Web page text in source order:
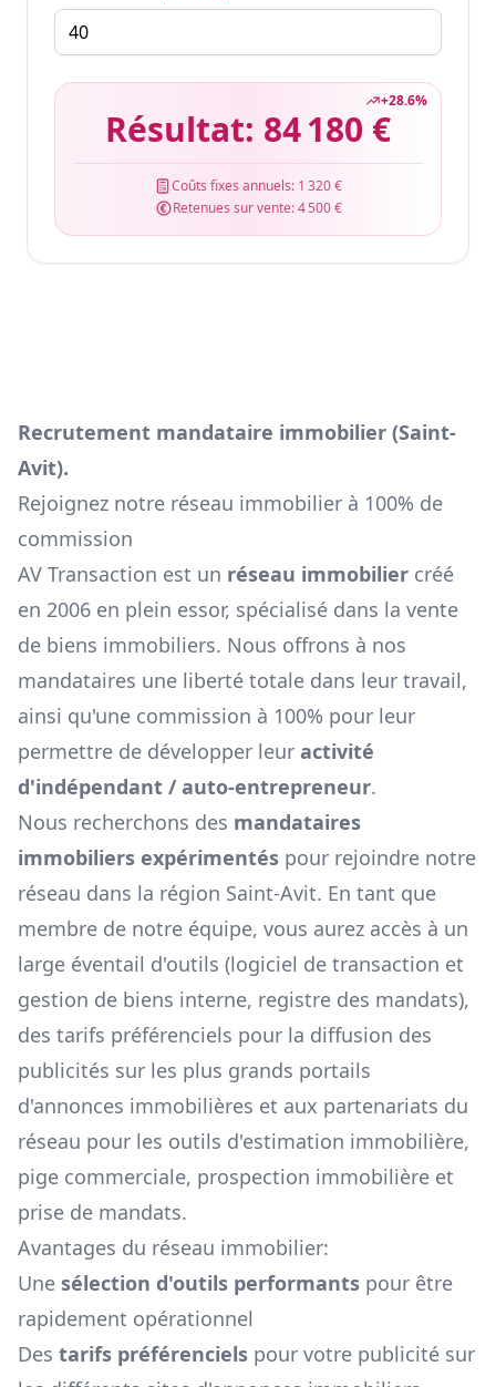
+28.6%
Résultat: 84 180 €
Coûts fixes annuels: 1 320 €
Retenues sur vente:4 500 €
Recrutement mandataire immobilier (Saint-
Avit).
Rejoignez notre réseau immobilier à 100% de
commission
AV Transaction est un réseau immobilier créé
en 2006 en plein essor, spécialisé dans la vente
de biens immobiliers. Nous offrons à nos
mandataires une liberté totale dans leur travail,
ainsi qu'une commission à 100% pour leur
permettre de développer leur activité
d'indépendant / auto-entrepreneur.
Nous recherchons des mandataires
immobiliers expérimentés pour rejoindre notre
réseau dans la région Saint-Avit. En tant que
membre de notre équipe, vous aurez accès à un
large éventail d'outils (logiciel de transaction et
gestion de biens interne, registre des mandats),
des tarifs préférenciels pour la diffusion des
publicités sur les plus grands portails
d'annonces immobilières et aux partenariats du
réseau pour les outils d'estimation immobilière,
pige commerciale, prospection immobilière et
prise de mandats.
Avantages du réseau immobilier:
Une sélection d'outils performants pour être
rapidement opérationnel
Des tarifs préférenciels pour votre publicité sur